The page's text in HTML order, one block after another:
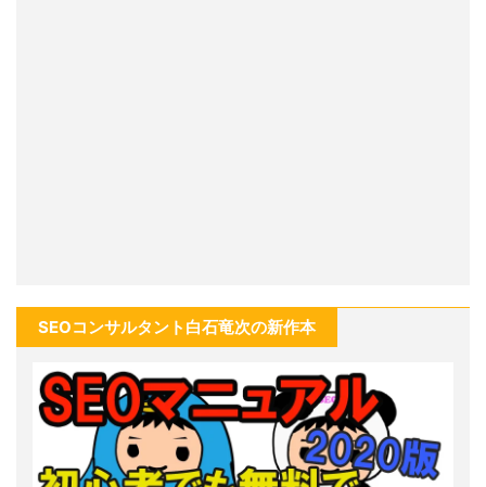
SEOコンサルタント白石竜次の新作本